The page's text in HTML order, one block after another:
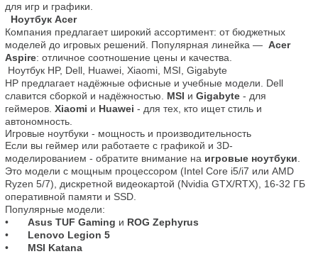
  Ноутбук Acer
Компания предлагает широкий ассортимент: от бюджетных
моделей до игровых решений. Популярная линейка — Acer
Aspire: отличное соотношение цены и качества.
HP предлагает надёжные офисные и учебные модели. Dell
славится сборкой и надёжностью. MSI и Gigabyte - для
геймеров. Xiaomi и Huawei - для тех, кто ищет стиль и
Игровые ноутбуки - мощность и производительность
Если вы геймер или работаете с графикой и 3D-
моделированием - обратите внимание на игровые ноутбуки
Это модели с мощным процессором (Intel Core i5/i7 или AMD
Ryzen 5/7), дискретной видеокартой (Nvidia GTX/RTX), 16-32 ГБ
оперативной памяти и SSD.
Популярные модели:
• Asus TUF Gaming и ROG Zephyrus
Lenovo Legion 5
MSI Katana